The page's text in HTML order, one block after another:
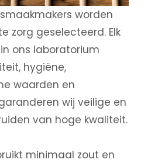
worden
zorg geselecteerd. Elk
ons laboratorium
hygiëne,
waarden en
wij veilige en
van hoge kwaliteit.
minimaal zout en